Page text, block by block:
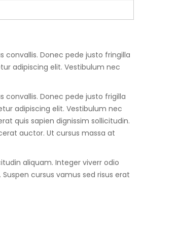
Donec pede justo fringilla
adipiscing elit. Vestibulum nec
Donec pede justo frigilla
adipiscing elit. Vestibulum nec
quis sapien dignissim sollicitudin.
auctor. Ut cursus massa at
aliquam. Integer viverr odio
cursus vamus sed risus erat